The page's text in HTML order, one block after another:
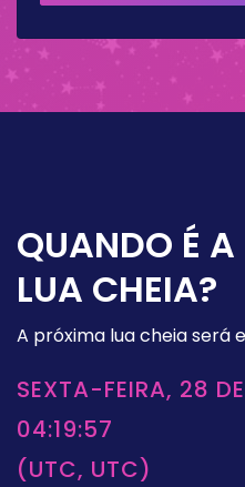
QUANDO É
LUA CHEIA?
A próxima lua cheia será
SEXTA-FEIRA, 28
04:19:57
(UTC, UTC)